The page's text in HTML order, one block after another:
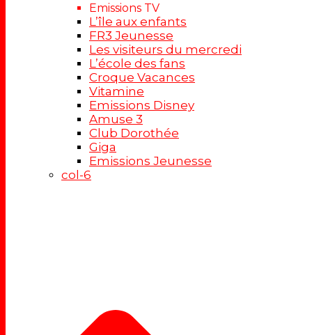
Emissions TV
L’île aux enfants
FR3 Jeunesse
Les visiteurs du mercredi
L’école des fans
Croque Vacances
Vitamine
Emissions Disney
Amuse 3
Club Dorothée
Giga
Emissions Jeunesse
col-6